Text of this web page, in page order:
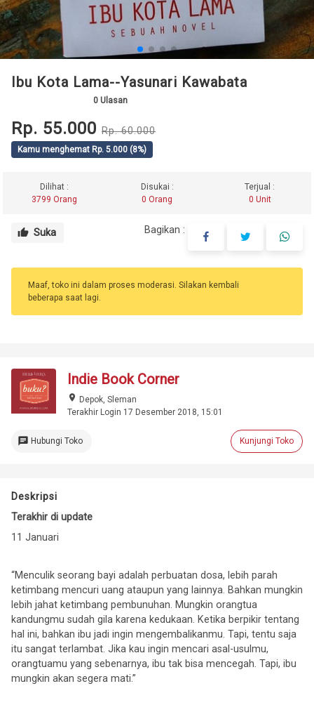
Ibu Kota Lama--Yasunari Kawabata
0 Ulasan
Rp. 55.000 Rp. 60.000
Kamu menghemat Rp. 5.000 (8%)
Dilihat :
3799 Orang
Disukai :
0 Orang
Terjual :
0 Unit
thumb_up Suka Bagikan :
Maaf, toko ini dalam proses moderasi. Silakan kembali
beberapa saat lagi.
Indie Book Corner
place Depok, Sleman
Terakhir Login 17 Desember 2018, 15:01
chat Hubungi Toko Kunjungi Toko
Deskripsi
Terakhir di update
11 Januari
“Menculik seorang bayi adalah perbuatan dosa, lebih parah
ketimbang mencuri uang ataupun yang lainnya. Bahkan mungkin
lebih jahat ketimbang pembunuhan. Mungkin orangtua
kandungmu sudah gila karena kedukaan. Ketika berpikir tentang
hal ini, bahkan ibu jadi ingin mengembalikanmu. Tapi, tentu saja
itu sangat terlambat. Jika kau ingin mencari asal-usulmu,
orangtuamu yang sebenarnya, ibu tak bisa mencegah. Tapi, ibu
mungkin akan segera mati.”